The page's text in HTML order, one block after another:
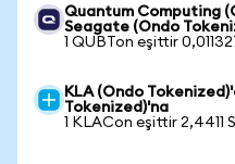
Quantum Computing
Seagate (Ondo
1 QUBTon eşittir
KLA (Ondo
Tokenized)'na
1 KLACon eşittir 2,4411